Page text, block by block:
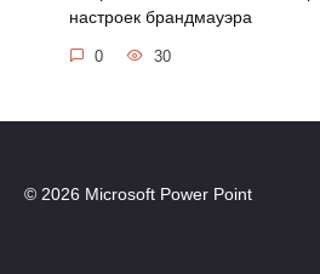
настроек брандмауэра
0 30
© 2026 Microsoft Power Point